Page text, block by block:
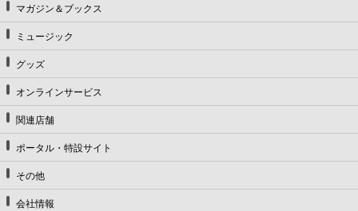
マガジン＆ブックス
ミュージック
グッズ
オンラインサービス
関連店舗
ポータル・特設サイト
その他
会社情報